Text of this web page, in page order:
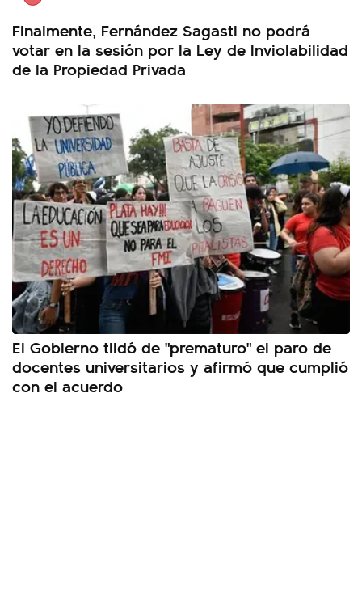
Finalmente, Fernández Sagasti no podrá
votar en la sesión por la Ley de Inviolabilidad
de la Propiedad Privada
El Gobierno tildó de "prematuro" el paro de
docentes universitarios y afirmó que cumplió
con el acuerdo